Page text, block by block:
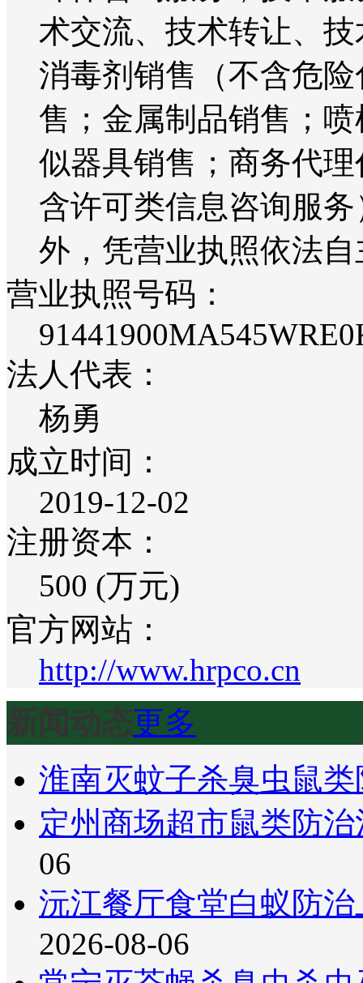
术交流、技术转让、
消毒剂销售（不含危
售；金属制品销售；
似器具销售；商务代
含许可类信息咨询服
外，凭营业执照依法
营业执照号码：
法人代表：
杨勇
成立时间：
2019-12-02
注册资本：
500 (万元)
官方网站：
http://www.hrpco.cn
新闻动态更多
淮南灭蚊子杀臭虫鼠
定州商场超市鼠类防
06
沅江餐厅食堂白蚁防
2026-08-06